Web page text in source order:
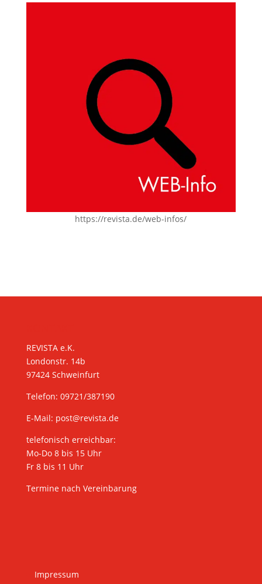
https://revista.de/web-infos/
REVISTA e.K.
Londonstr. 14b
97424 Schweinfurt
Telefon: 09721/387190
E-Mail: post@revista.de
telefonisch erreichbar:
Mo-Do 8 bis 15 Uhr
Fr 8 bis 11 Uhr
Termine nach Vereinbarung
Impressum